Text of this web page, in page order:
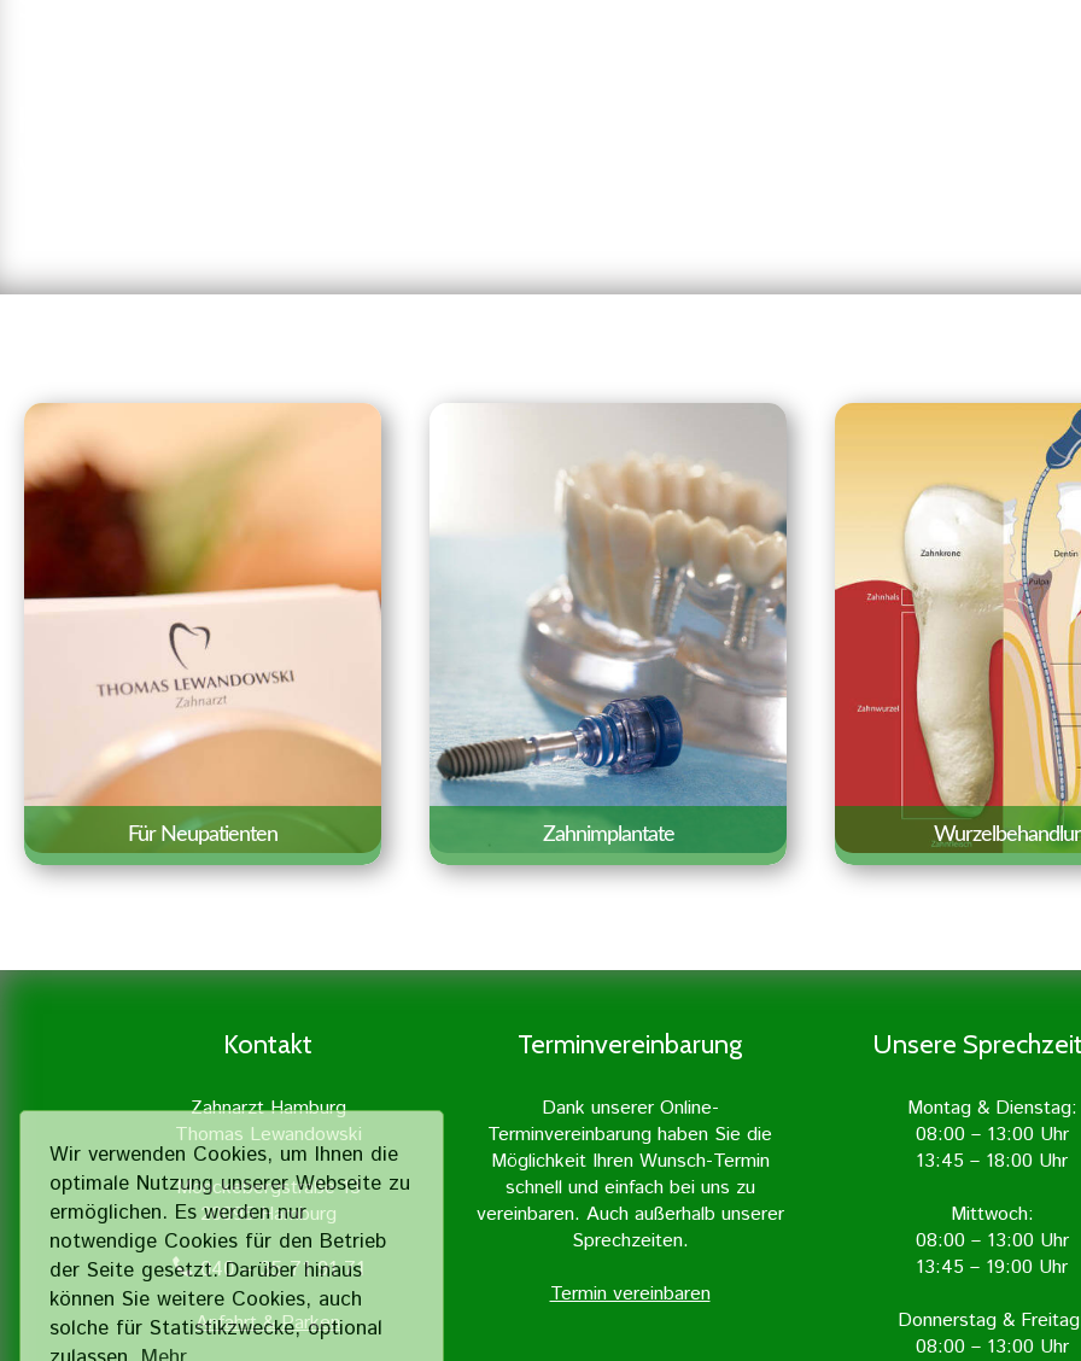
Wir verwenden Cookies, um Ihnen die
optimale Nutzung unserer Webseite zu
ermöglichen. Es werden nur
notwendige Cookies für den Betrieb
der Seite gesetzt. Darüber hinaus
können Sie weitere Cookies, auch
solche für Statistik­zwecke, optional
Für Neupatienten
Auf einen Blick haben wir hier
Informationen für einen ersten
Termin zusammengestellt.
Erfahren Sie mehr »
Zahnimplantate
fest in den Kieferknochen
Zahnimplantate gelten als die
natürlichste Form des
einem echten Zahn kaum zu
unterscheiden.
Erfahren Sie mehr »
entzündeten
Entzündung zu
geschieht mit
Zahnarztpraxis
Unterstützung
Geräte
Kontakt
Zahnarzt Hamburg
Thomas Lewandowski
Mönckebergstraße 13
20095 Hamburg
040 – 35 71 91 71
Anfahrt & Parken
Terminvereinbarung
Dank unserer Online-
Terminvereinbarung haben Sie die
Möglichkeit Ihren Wunsch-Termin
schnell und einfach bei uns zu
vereinbaren. Auch außerhalb unserer
Sprechzeiten.
Termin vereinbaren
Unsere
Montag & Dienstag:
08:00 – 13:00 Uhr
13:45 – 18:00 Uhr
Mittwoch:
08:00 – 13:00 Uhr
13:45 – 19:00 Uhr
Donnerstag &
08:00 – 13:00 Uhr